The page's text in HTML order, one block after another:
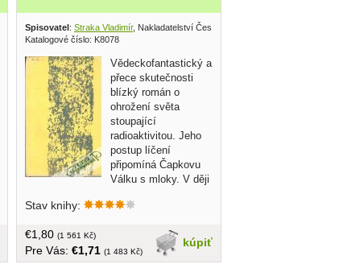
Spisovatel: Straka Vladimír, Nakladatelství České Budějovice 1964
Katalogové číslo: K8078
Vědeckofantastický a
přece skutečnosti
blízký román o
ohrožení světa
stoupající
radioaktivitou. Jeho
postup líčení
připomíná Čapkovu
Válku s mloky. V ději
jako lety na Měsíc, nezaměstnanost v
v češtine, bez obalu, tvrdá väzba, 184
strán
Stav knihy:
kúpiť
€1,80 (1 561 Kč)
Pre Vás: €1,71 (1 483 Kč)